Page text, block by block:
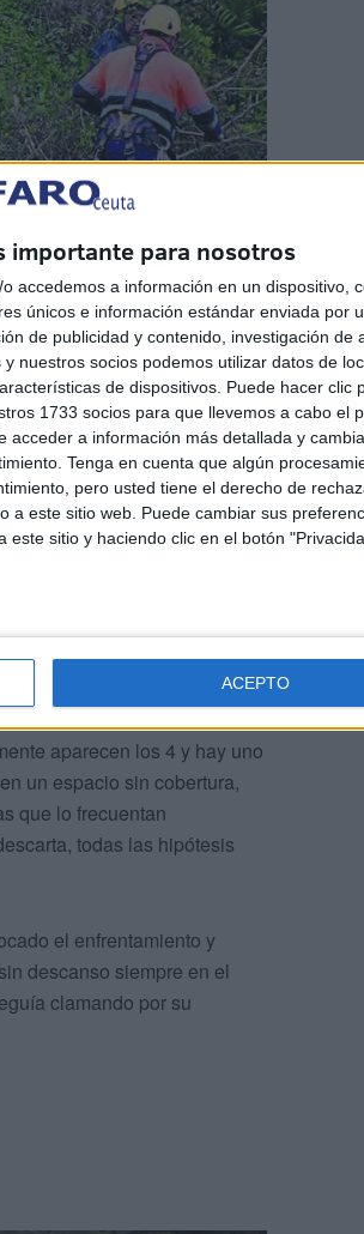
importante para nosotros
accedemos a información en un dispositivo,
únicos e información estándar enviada por
de publicidad y contenido, investigación de
nuestros socios podemos utilizar datos de
de dispositivos. Puede hacer clic
1733 socios para que llevemos a cabo el
a información más detallada y
Tenga en cuenta que algún
pero usted tiene el derecho de
a este sitio web. Puede cambiar sus
sitio y haciendo clic en el botón
ACEPTO
rastrea la zona de García
que fue arrojado el cuerpo
de momento colaboración
final y trágico de lo que
aparecen los 4 y hay uno
un espacio sin cobertura,
que lo frecuentan
todas las hipótesis
el enfrentamiento y
descanso siempre en el
clamando por su